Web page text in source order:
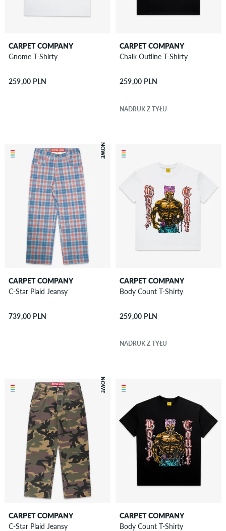
CARPET COMPANY
Gnome T-Shirty
259,00 PLN
CARPET COMPANY
Chalk Outline T-Shirty
259,00 PLN
NADRUK Z TYŁU
NOWE
CARPET COMPANY
C-Star Plaid Jeansy
739,00 PLN
CARPET COMPANY
Body Count T-Shirty
259,00 PLN
NADRUK Z TYŁU
NOWE
CARPET COMPANY
C-Star Plaid Jeansy
CARPET COMPANY
Body Count T-Shirty